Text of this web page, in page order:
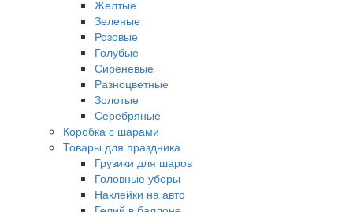
Желтые
Зеленые
Розовые
Голубые
Сиреневые
Разноцветные
Золотые
Серебряные
Коробка с шарами
Товары для праздника
Грузики для шаров
Головные уборы
Наклейки на авто